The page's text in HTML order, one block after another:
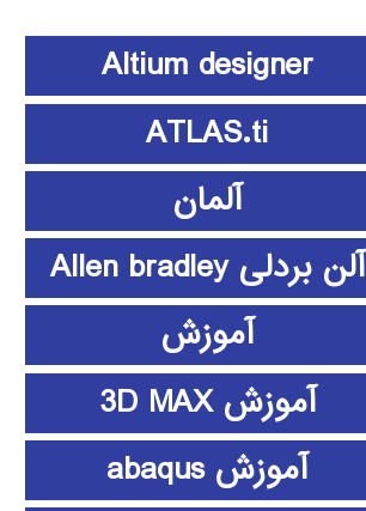
Altium designer
ATLAS.ti
آلمان
آلن بردلی Allen bradley
آموزش
آموزش 3D MAX
آموزش abaqus